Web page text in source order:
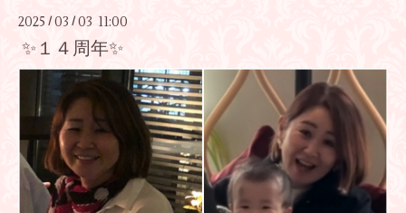
2025 / 03 /03 11:00
✨１４周年✨